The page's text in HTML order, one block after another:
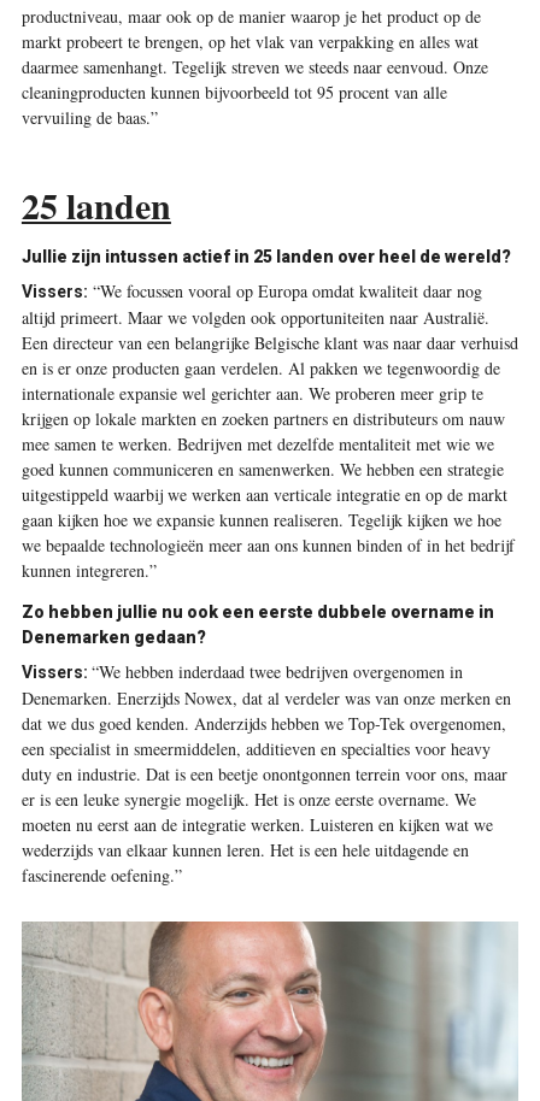
product­niveau, maar ook op de manier waarop je het product op de
markt probeert te brengen, op het vlak van verpakking en alles wat
daarmee samenhangt. Tegelijk streven we steeds naar eenvoud. Onze
cleaningproducten kunnen bijvoorbeeld tot 95 procent van alle
vervuiling de baas.”
25 landen
Jullie zijn intussen actief in 25 landen over heel de wereld?
Vissers: “We focussen vooral op Europa omdat kwaliteit daar nog
altijd primeert. Maar we volgden ook opportuniteiten naar Australië.
Een directeur van een belangrijke Belgische klant was naar daar verhuisd
en is er onze producten gaan verdelen. Al pakken we tegenwoordig de
internationale expansie wel gerichter aan. We proberen meer grip te
krijgen op lokale markten en zoeken partners en distributeurs om nauw
mee samen te werken. Bedrijven met dezelfde mentaliteit met wie we
goed kunnen communiceren en samenwerken. We hebben een strategie
uitgestippeld waarbij we werken aan verticale integratie en op de markt
gaan kijken hoe we expansie kunnen realiseren. Tegelijk kijken we hoe
we bepaalde technologieën meer aan ons kunnen binden of in het bedrijf
kunnen integreren.”
Zo hebben jullie nu ook een eerste dubbele overname in
Denemarken gedaan?
Vissers: “We hebben inderdaad twee bedrijven overgenomen in
Denemarken. Enerzijds Nowex, dat al verdeler was van onze merken en
dat we dus goed kenden. Anderzijds hebben we Top-Tek overgenomen,
een specialist in smeermiddelen, additieven en specialties voor heavy
duty en industrie. Dat is een beetje onontgonnen terrein voor ons, maar
er is een leuke synergie mogelijk. Het is onze eerste overname. We
moeten nu eerst aan de integratie werken. Luisteren en kijken wat we
wederzijds van elkaar kunnen leren. Het is een hele uitdagende en
fascinerende oefening.”